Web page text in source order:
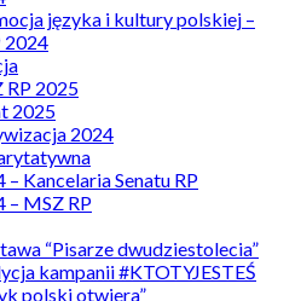
języka i kultury polskiej –
2024
RP 2025
2025
2024
– Kancelaria Senatu RP
– MSZ RP
“Pisarze dwudziestolecia”
kampanii #KTOTYJESTEŚ
polski otwiera”